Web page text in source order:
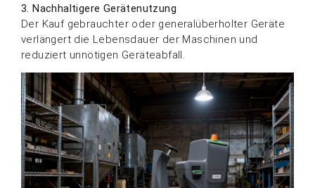
3. Nachhaltigere Gerätenutzung
Der Kauf gebrauchter oder generalüberholter Geräte
verlängert die Lebensdauer der Maschinen und
reduziert unnötigen Geräteabfall.